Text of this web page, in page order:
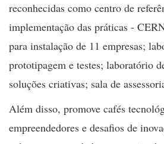
reconhecidas como centro de
implementação das práticas -
para instalação de 11 empresas;
prototipagem e testes; laboratório
soluções criativas; sala de
Além disso, promove cafés
empreendedores e desafios de